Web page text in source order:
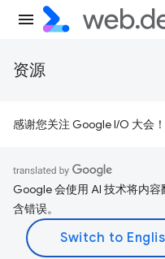
资源
感谢您关注 Google I/O 大会！
Google 会使用 AI 技术将内
含错误。